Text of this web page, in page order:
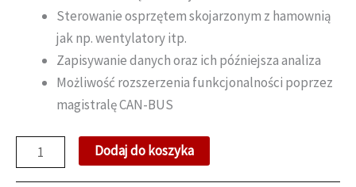
Sterowanie osprzętem skojarzonym z hamownią
jak np. wentylatory itp.
Zapisywanie danych oraz ich późniejsza analiza
Możliwość rozszerzenia funkcjonalności poprzez
magistralę CAN-BUS
ilość
Sterownik
Dodaj do koszyka